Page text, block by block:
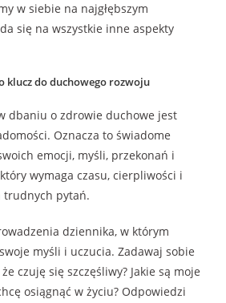
w siebie na najgłębszym
się na wszystkie inne aspekty
klucz do duchowego rozwoju
dbaniu o zdrowie duchowe jest
Oznacza to świadome
emocji, myśli, przekonań i
wymaga czasu, cierpliwości i
trudnych pytań.
dziennika, w którym
myśli i uczucia. Zadawaj sobie
czuję się szczęśliwy? Jakie są moje
osiągnąć w życiu? Odpowiedzi